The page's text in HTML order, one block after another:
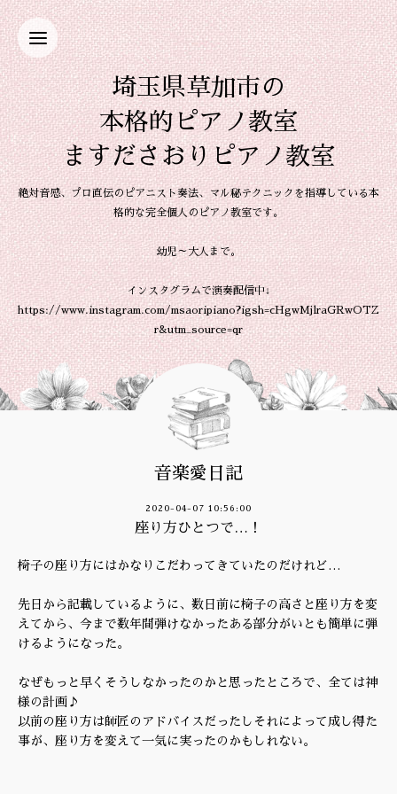
埼玉県草加市の
本格的ピアノ教室
ますださおりピアノ教室
絶対音感、プロ直伝のピアニスト奏法、マル秘テクニックを指導している本
格的な完全個人のピアノ教室です。
幼児～大人まで。
インスタグラムで演奏配信中↓
https://www.instagram.com/msaoripiano?igsh=cHgwMjlraGRwOTZ
r&utm_source=qr
音楽愛日記
2020-04-07 10:56:00
座り方ひとつで…！
椅子の座り方にはかなりこだわってきていたのだけれど…
先日から記載しているように、数日前に椅子の高さと座り方を変
えてから、今まで数年間弾けなかったある部分がいとも簡単に弾
けるようになった。
なぜもっと早くそうしなかったのかと思ったところで、全ては神
様の計画♪
以前の座り方は師匠のアドバイスだったしそれによって成し得た
事が、座り方を変えて一気に実ったのかもしれない。